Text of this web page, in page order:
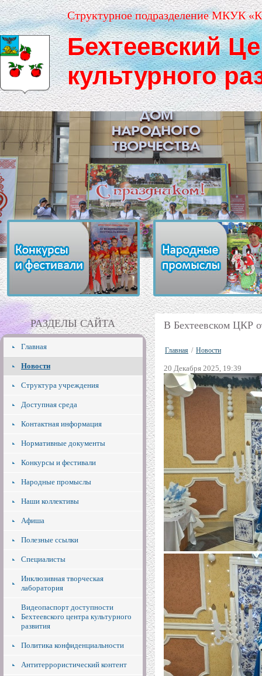
Структурное подразделение МКУК
Бехтеевский
культурного
РАЗДЕЛЫ САЙТА
Главная
Новости
Структура учреждения
Доступная среда
Контактная информация
Нормативные документы
Конкурсы и фестивали
Народные промыслы
Наши коллективы
Афиша
Полезные ссылки
Специалисты
Инклюзивная творческая
лаборатория
Видеопаспорт доступности
Бехтеевского центра культурного
развития
Политика конфиденциальности
Антитеррористический контент
В Бехтеевском ЦКР
Главная / Новости
20 Декабря 2025, 19:39